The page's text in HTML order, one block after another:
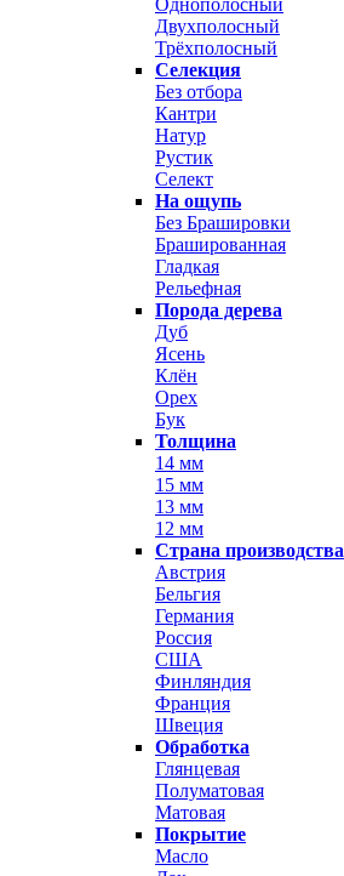
Двухполосный
Трёхполосный
Селекция
Без отбора
Кантри
Натур
Рустик
Селект
На ощупь
Без Брашировки
Брашированная
Гладкая
Рельефная
Порода дерева
Дуб
Ясень
Клён
Орех
Бук
Толщина
14 мм
15 мм
13 мм
12 мм
Страна производства
Австрия
Бельгия
Германия
Россия
США
Финляндия
Франция
Швеция
Обработка
Глянцевая
Полуматовая
Матовая
Покрытие
Масло